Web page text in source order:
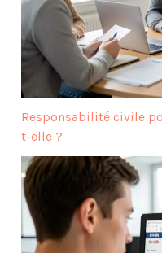
Responsabilité civile
t-elle ?